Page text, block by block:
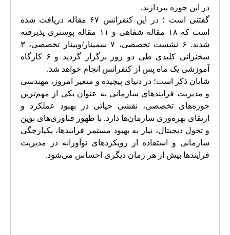
در این حوزه بپردازند.
گفتنی است ؛ در این کنفرانس ۶۷ مقاله دریافت شده
است که ۱۸ مقاله شفاهی و ۱۱ مقاله پوستری پذیرفته
شدند. ۶ نشست تخصصی، ۷ سمینار/وبینار تخصصی، ۳
سخنرانی کلیدی طی دو روز برگزار گردید و ۶ کارگاه
آموزشی یک ماه پس از کنفرانس انجام خواهد شد.
شایان ذکر است؛ در دنیای پیچیده و متغیر امروز، مهندسی
و مدیریت فرایندهای سازمانی به عنوان یکی از مهم‌ترین
حوزه‌های تخصصی، نقشی حیاتی در بهبود عملکرد و
ارتقای بهره‌وری سازمان‌ها دارد. با ظهور فناوری‌های نوین
و تحول دیجیتال، نیاز به بهبود مستمر فرایندها، یکپارچگی
سازمانی و استفاده از رویکردهای نوآورانه در مدیریت
فرایندها بیش از هر زمان دیگری احساس می‌شود.